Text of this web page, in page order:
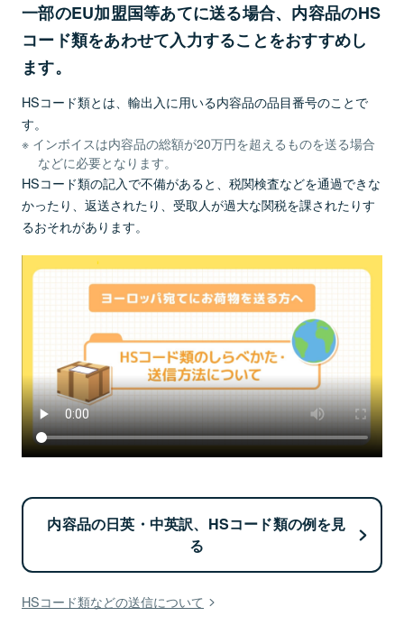
一部のEU加盟国等あてに送る場合、内容品のHS
コード類をあわせて入力することをおすすめし
ます。
HSコード類とは、輸出入に用いる内容品の品目番号のことで
す。
インボイスは内容品の総額が20万円を超えるものを送る場合
などに必要となります。
HSコード類の記入で不備があると、税関検査などを通過できな
かったり、返送されたり、受取人が過大な関税を課されたりす
るおそれがあります。
内容品の日英・中英訳、HSコード類の例を見
る
HSコード類などの送信について